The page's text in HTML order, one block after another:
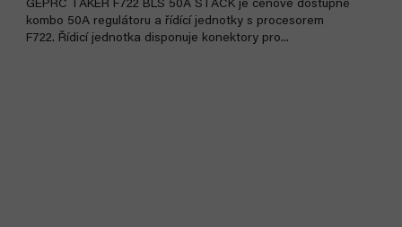
GEPRC TAKER F722 BLS 50A STACK je cenově dostupné
kombo 50A regulátoru a řídící jednotky s procesorem
F722. Řídicí jednotka disponuje konektory pro...